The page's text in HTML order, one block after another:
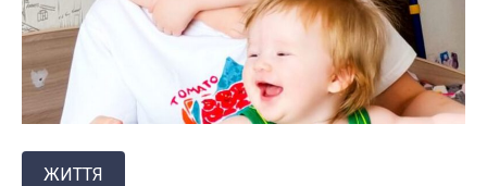
ЖИТТЯ